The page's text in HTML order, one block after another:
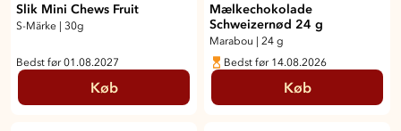
Slik Mini Chews Fruit
S-Märke | 30g
Bedst før 01.08.2027
Køb
Mælkechokolade
Schweizernød 24 g
Marabou | 24 g
Bedst før 14.08.2026
Køb